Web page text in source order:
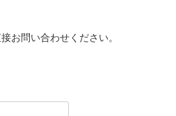
お問い合わせください。